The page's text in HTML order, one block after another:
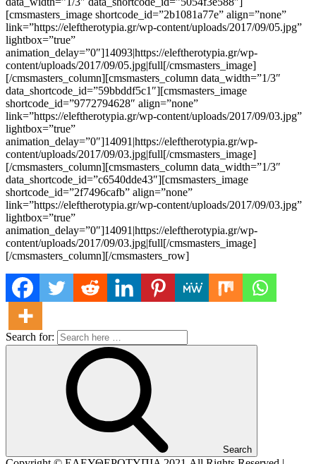
[cmsmasters_image shortcode_id=”2b1081a77e” align=”none”
link=”https://eleftherotypia.gr/wp-content/uploads/2017/09/05.jpg”
lightbox=”true”
animation_delay=”0″]14093|https://eleftherotypia.gr/wp-
content/uploads/2017/09/05.jpg|full[/cmsmasters_image]
[/cmsmasters_column][cmsmasters_column data_width=”1/3″
data_shortcode_id=”59bbddf5c1″][cmsmasters_image
shortcode_id=”9772794628″ align=”none”
link=”https://eleftherotypia.gr/wp-content/uploads/2017/09/03.jpg”
lightbox=”true”
animation_delay=”0″]14091|https://eleftherotypia.gr/wp-
content/uploads/2017/09/03.jpg|full[/cmsmasters_image]
[/cmsmasters_column][cmsmasters_column data_width=”1/3″
data_shortcode_id=”c6540dde43″][cmsmasters_image
shortcode_id=”2f7496cafb” align=”none”
link=”https://eleftherotypia.gr/wp-content/uploads/2017/09/03.jpg”
lightbox=”true”
animation_delay=”0″]14091|https://eleftherotypia.gr/wp-
content/uploads/2017/09/03.jpg|full[/cmsmasters_image]
[/cmsmasters_column][/cmsmasters_row]
Search for:
Search